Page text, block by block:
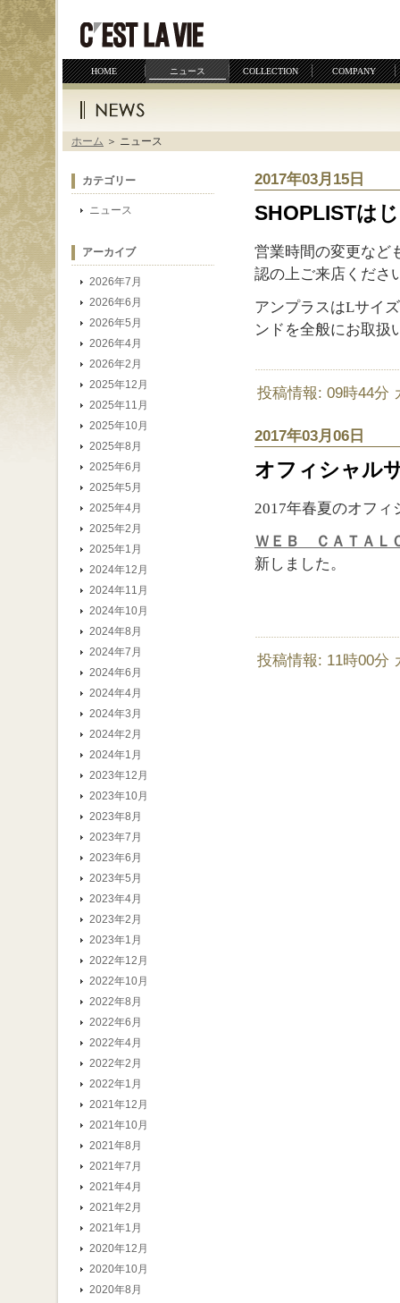
サイトマップ
HOME ニュース COLLECTION COMPANY
ホーム ＞ ニュース
カテゴリー
ニュース
アーカイブ
2026年7月
2026年6月
2026年5月
2026年4月
2026年2月
2025年12月
2025年11月
2025年10月
2025年8月
2025年6月
2025年5月
2025年4月
2025年2月
2025年1月
2024年12月
2024年11月
2024年10月
2024年8月
2024年7月
2024年6月
2024年4月
2024年3月
2024年2月
2024年1月
2023年12月
2023年10月
2023年8月
2023年7月
2023年6月
2023年5月
2023年4月
2023年2月
2023年1月
2022年12月
2022年10月
2022年8月
2022年6月
2022年4月
2022年2月
2022年1月
2021年12月
2021年10月
2021年8月
2021年7月
2021年4月
2021年2月
2021年1月
2020年12月
2020年10月
2020年8月
2017年03月15日
SHOPLISTは
営業時間の変更など
認の上ご来店くださ
アンプラスはLサイ
ンドを全般にお取扱
投稿情報: 09時44分
2017年03月06日
オフィシャル
2017年春夏のオフィ
ＷＥＢ ＣＡＴＡＬ
新しました。
投稿情報: 11時00分